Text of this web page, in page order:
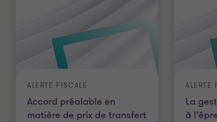
Accord préalable en
matière de prix de transfert
ALERTE FISCALE
La
à